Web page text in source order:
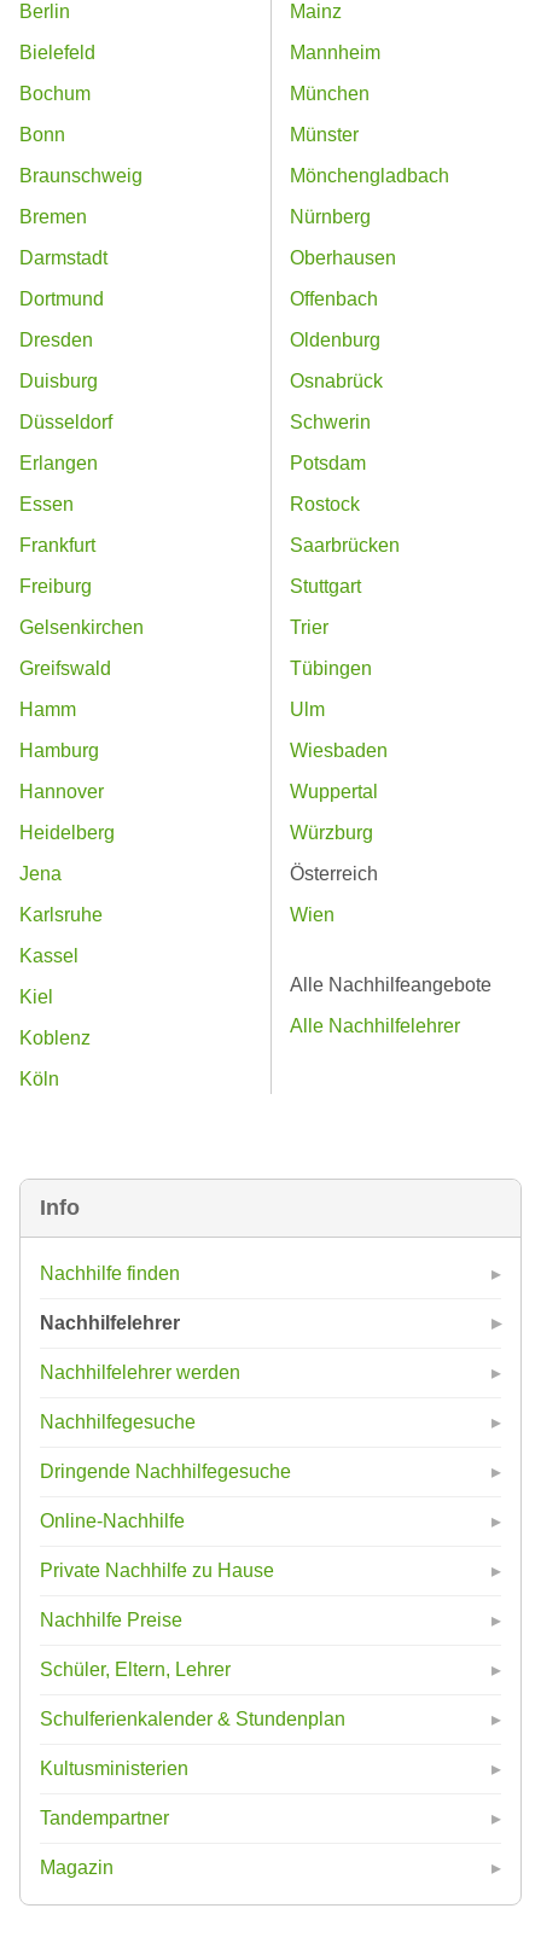
Info
Nachhilfe finden
Nachhilfelehrer
Nachhilfelehrer werden
Nachhilfegesuche
Dringende Nachhilfegesuche
Online-Nachhilfe
Private Nachhilfe zu Hause
Nachhilfe Preise
Schüler, Eltern, Lehrer
Schulferienkalender & Stundenplan
Kultusministerien
Tandempartner
Magazin
Berlin
Bielefeld
Bochum
Bonn
Braunschweig
Bremen
Darmstadt
Dortmund
Dresden
Duisburg
Düsseldorf
Erlangen
Essen
Frankfurt
Freiburg
Gelsenkirchen
Greifswald
Hamm
Hamburg
Hannover
Heidelberg
Jena
Karlsruhe
Kassel
Kiel
Koblenz
Köln
Mainz
Mannheim
München
Münster
Mönchengladbach
Nürnberg
Oberhausen
Offenbach
Oldenburg
Osnabrück
Schwerin
Potsdam
Rostock
Saarbrücken
Stuttgart
Trier
Tübingen
Ulm
Wiesbaden
Wuppertal
Würzburg
Österreich
Wien
Alle Nachhilfeangebote
Alle Nachhilfelehrer